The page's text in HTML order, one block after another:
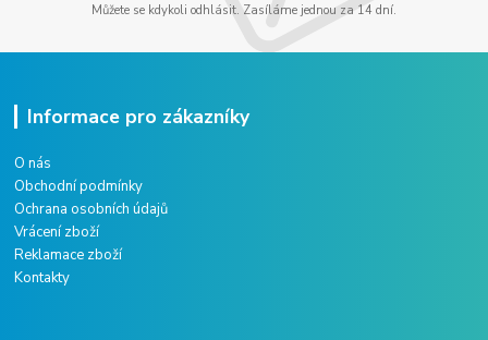
Můžete se kdykoli odhlásit. Zasíláme jednou za 14 dní.
Informace pro zákazníky
O nás
Obchodní podmínky
Ochrana osobních údajů
Vrácení zboží
Reklamace zboží
Kontakty